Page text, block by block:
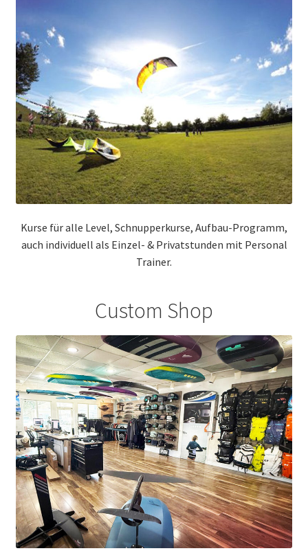
Kurse für alle Level, Schnupperkurse, Aufbau-Programm,
auch individuell als Einzel- & Privatstunden mit Personal
Trainer.
Custom Shop